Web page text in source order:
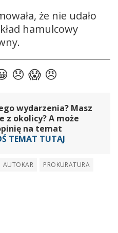
że nie udało
hamulcowy
wydarzenia? Masz
z okolicy? A może
na temat
TEMAT TUTAJ
AUTOKAR
PROKURATURA